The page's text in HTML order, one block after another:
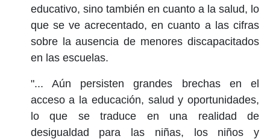
educativo, sino también en cuanto a la salud, lo
que se ve acrecentado, en cuanto a las cifras
sobre la ausencia de menores discapacitados
en las escuelas.
"... Aún persisten grandes brechas en el
acceso a la educación, salud y oportunidades,
lo que se traduce en una realidad de
desigualdad para las niñas, los niños y